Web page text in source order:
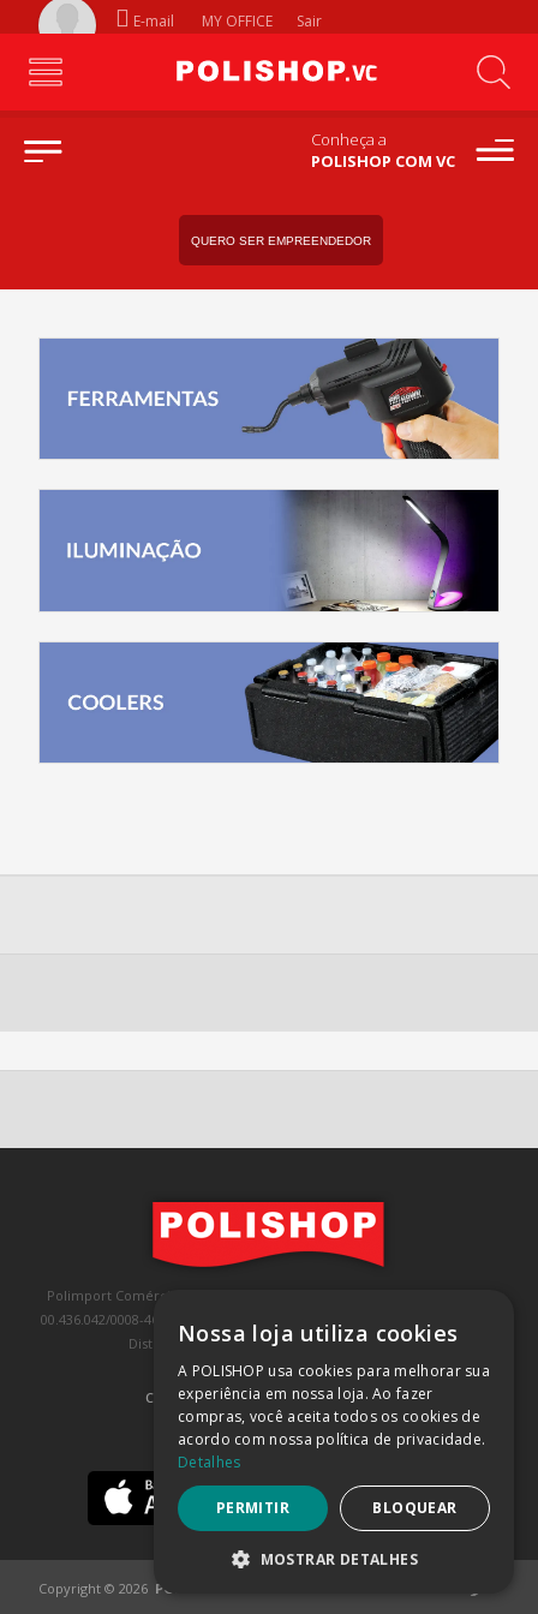
E-mail MY OFFICE Sair
Conheça a
POLISHOP COM VC
QUERO SER EMPREENDEDOR
Polimport Comércio e Exportação LTDA, inscrita no CNPJ/MF sob o nº
00.436.042/0008-46, IE 407.458.707.103, com sede na Rua Kanebo, nº 175,
Distrito Industrial, Jundiaí/SP, CEP: 13213-090
COMPRA 100% SEGURA (SAIBA MAIS)
BAIXE NOSSO APP
Copyright © 2026 POLISHOP
Nossa loja utiliza cookies
A POLISHOP usa cookies para melhorar sua
experiência em nossa loja. Ao fazer
compras, você aceita todos os cookies de
acordo com nossa política de privacidade.
Detalhes
PERMITIR BLOQUEAR
MOSTRAR DETALHES